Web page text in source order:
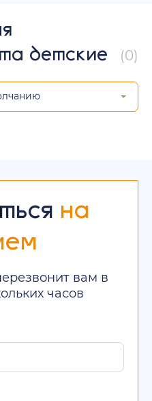
детские
(0)
на
вам в
часов